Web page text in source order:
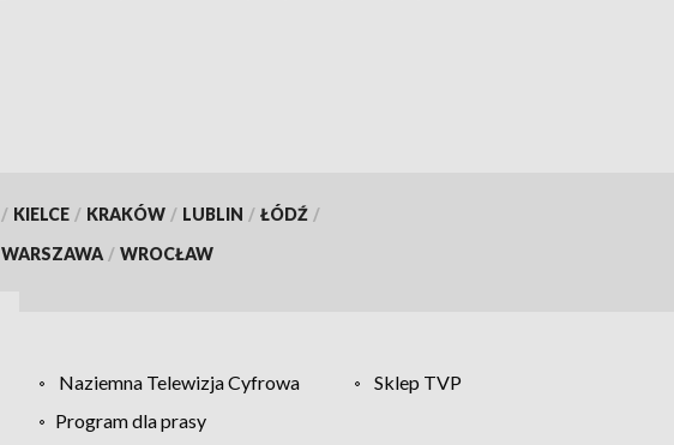
/ KIELCE / KRAKÓW / LUBLIN / ŁÓDŹ /
WARSZAWA / WROCŁAW
Naziemna Telewizja Cyfrowa
Sklep TVP
Program dla prasy